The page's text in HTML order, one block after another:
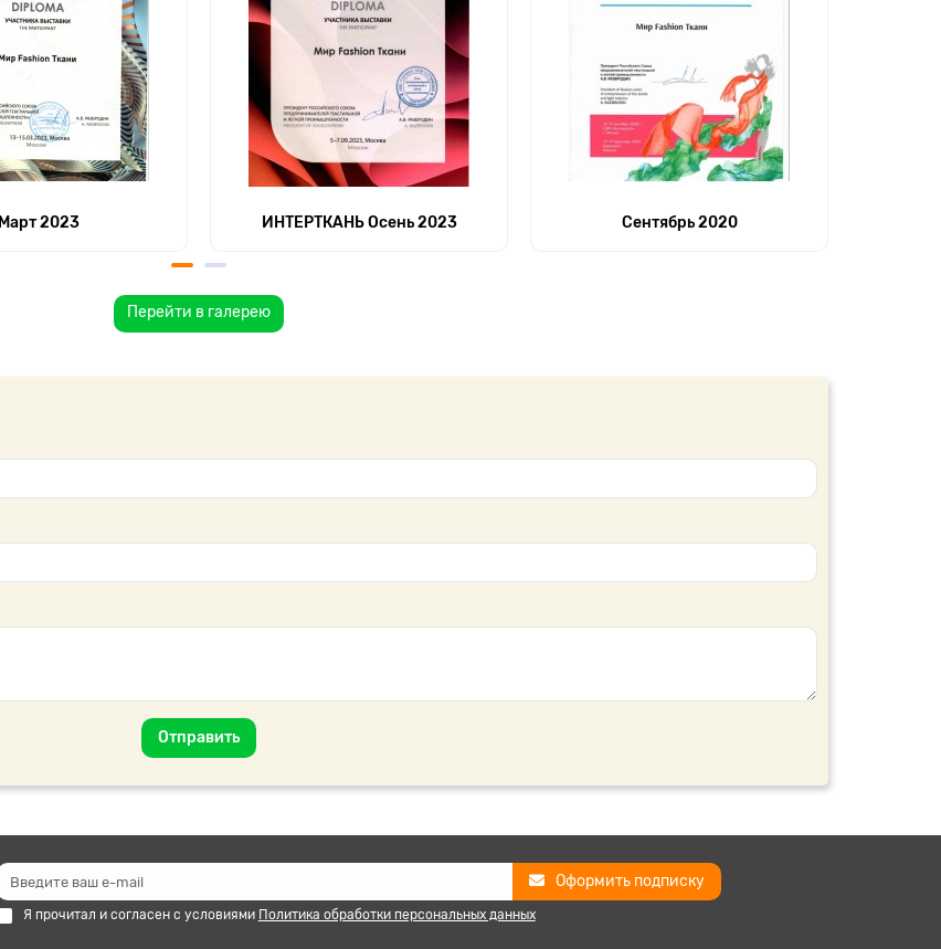
Март 2023 ИНТЕРТКАНЬ Осень 2023 Сентябрь 2020
Перейти в галерею
Отправить
Оформить подписку
Я прочитал и согласен с условиями Политика обработки персональных данных